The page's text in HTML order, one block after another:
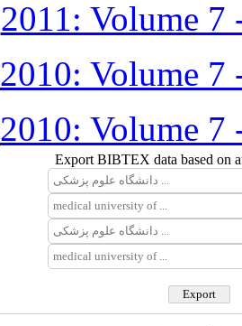
2011: Volume 7
2010: Volume 7
2010: Volume 7
Export BIBTEX data based on